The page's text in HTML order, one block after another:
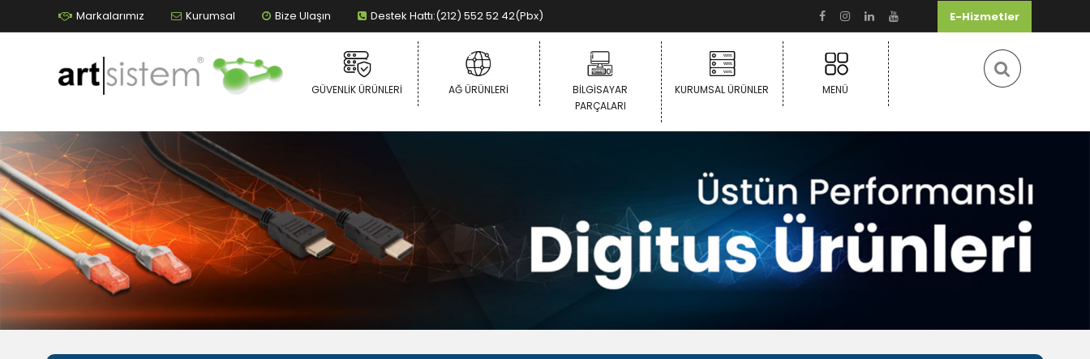
Markalarımız Kurumsal Bize Ulaşın Destek Hattı:(212) 552 52 42(Pbx) E-Hizmetler
GÜVENLIK ÜRÜNLERI AĞ ÜRÜNLERI
BILGISAYAR
PARÇALARI
KURUMSAL ÜRÜNLER MENÜ